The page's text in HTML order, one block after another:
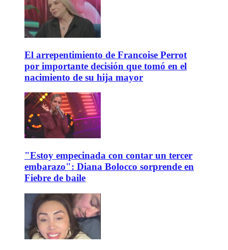
El arrepentimiento de Francoise Perrot
por importante decisión que tomó en el
nacimiento de su hija mayor
"Estoy empecinada con contar un tercer
embarazo": Diana Bolocco sorprende en
Fiebre de baile